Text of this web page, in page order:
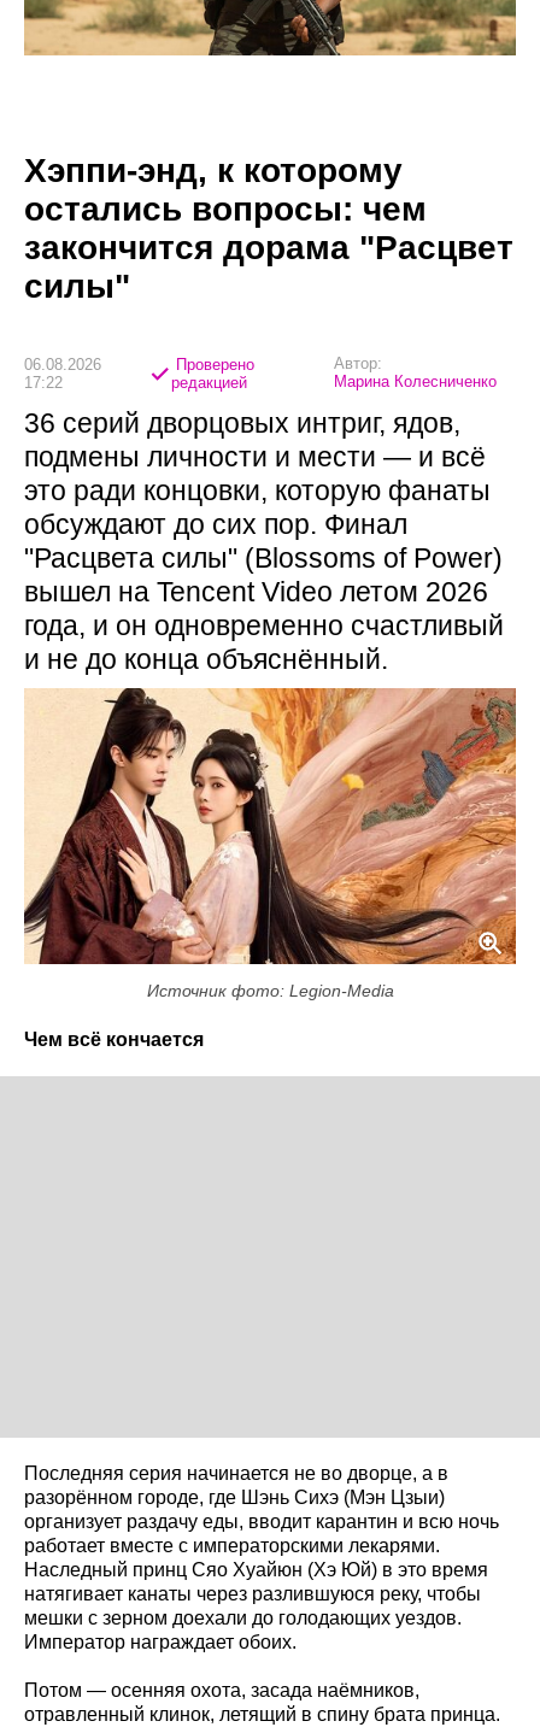
Хэппи-энд, к которому
остались вопросы: чем
закончится дорама "Расцвет
силы"
06.08.2026
17:22
Проверено
редакцией
Автор:
Марина Колесниченко
36 серий дворцовых интриг, ядов,
подмены личности и мести — и всё
это ради концовки, которую фанаты
обсуждают до сих пор. Финал
"Расцвета силы" (Blossoms of Power)
вышел на Tencent Video летом 2026
года, и он одновременно счастливый
и не до конца объяснённый.
Источник фото: Legion-Media
Чем всё кончается
Последняя серия начинается не во дворце, а в
разорённом городе, где Шэнь Сихэ (Мэн Цзыи)
организует раздачу еды, вводит карантин и всю ночь
работает вместе с императорскими лекарями.
Наследный принц Сяо Хуайюн (Хэ Юй) в это время
натягивает канаты через разлившуюся реку, чтобы
мешки с зерном доехали до голодающих уездов.
Император награждает обоих.
Потом — осенняя охота, засада наёмников,
отравленный клинок, летящий в спину брата принца.